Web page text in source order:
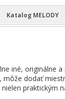
Katalog MELODY
iné, originálne
dodať